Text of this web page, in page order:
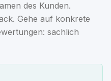
des Kunden.
Gehe auf konkrete
sachlich